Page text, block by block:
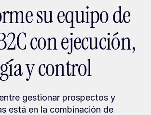
su equipo de
con ejecución,
y control
gestionar prospectos y
está en la combinación de